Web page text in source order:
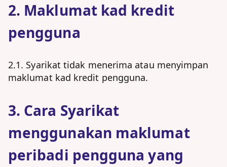
2. Maklumat kad kredit
pengguna
2.1. Syarikat tidak menerima atau menyimpan
maklumat kad kredit pengguna.
3. Cara Syarikat
menggunakan maklumat
peribadi pengguna yang